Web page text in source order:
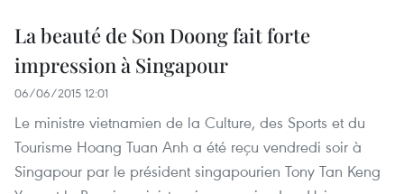
La beauté de Son Doong fait forte
impression à Singapour
06/06/2015 12:01
Le ministre vietnamien de la Culture, des Sports et du
Tourisme Hoang Tuan Anh a été reçu vendredi soir à
Singapour par le président singapourien Tony Tan Keng